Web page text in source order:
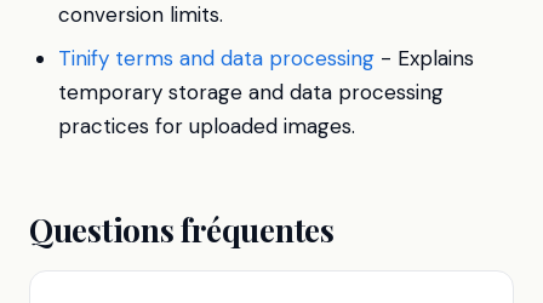
conversion limits.
Tinify terms and data processing - Explains
temporary storage and data processing
practices for uploaded images.
Questions fréquentes